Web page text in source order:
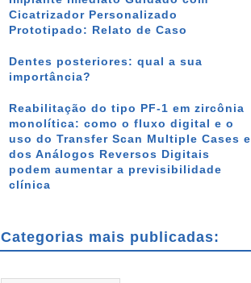
Cicatrizador Personalizado
Prototipado: Relato de Caso
Dentes posteriores: qual a sua
importância?
Reabilitação do tipo PF-1 em zircônia
monolítica: como o fluxo digital e o
uso do Transfer Scan Multiple Cases e
dos Análogos Reversos Digitais
podem aumentar a previsibilidade
clínica
Categorias mais publicadas: